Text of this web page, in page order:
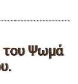
του Ψωμά